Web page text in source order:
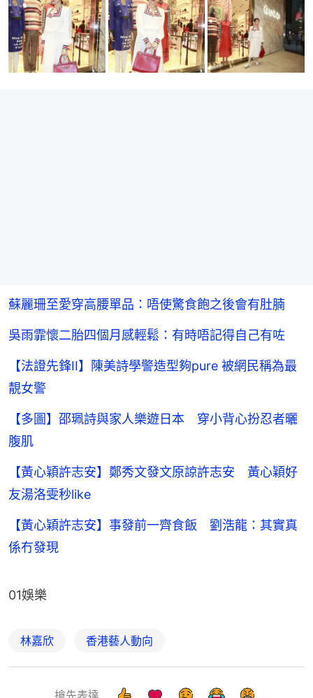
蘇麗珊至愛穿高腰單品：唔使驚食飽之後會有肚腩
吳雨霏懷二胎四個月感輕鬆：有時唔記得自己有咗
【法證先鋒II】陳美詩學警造型夠pure 被網民稱為最
靚女警
【多圖】邵珮詩與家人樂遊日本 穿小背心扮忍者曬
腹肌
【黃心穎許志安】鄭秀文發文原諒許志安 黃心穎好
友湯洛雯秒like
【黃心穎許志安】事發前一齊食飯 劉浩龍：其實真
係冇發現
01娛樂
林嘉欣 香港藝人動向
搶先表達